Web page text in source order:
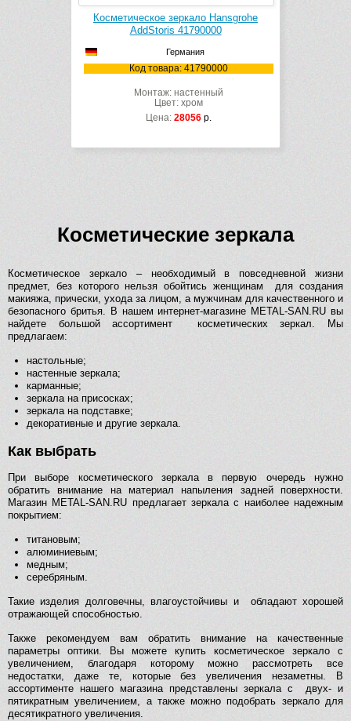
Косметическое зеркало Hansgrohe
AddStoris 41790000
Германия
Код товара: 41790000
Монтаж: настенный
Цвет: хром
Цена: 28056 р.
Косметические зеркала
Косметическое зеркало – необходимый в повседневной жизни
предмет, без которого нельзя обойтись женщинам для создания
макияжа, прически, ухода за лицом, а мужчинам для качественного и
безопасного бритья. В нашем интернет-магазине METAL-SAN.RU вы
найдете большой ассортимент косметических зеркал. Мы
предлагаем:
настольные;
настенные зеркала;
карманные;
зеркала на присосках;
зеркала на подставке;
декоративные и другие зеркала.
Как выбрать
При выборе косметического зеркала в первую очередь нужно
обратить внимание на материал напыления задней поверхности.
Магазин METAL-SAN.RU предлагает зеркала с наиболее надежным
покрытием:
титановым;
алюминиевым;
медным;
серебряным.
Такие изделия долговечны, влагоустойчивы и обладают хорошей
отражающей способностью.
Также рекомендуем вам обратить внимание на качественные
параметры оптики. Вы можете купить косметическое зеркало с
увеличением, благодаря которому можно рассмотреть все
недостатки, даже те, которые без увеличения незаметны. В
ассортименте нашего магазина представлены зеркала с двух- и
пятикратным увеличением, а также можно подобрать зеркало для
десятикратного увеличения.